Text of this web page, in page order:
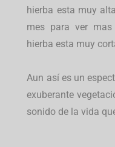
hierba esta muy
mes para ver
hierba esta muy
Aun así es un
exuberante
sonido de la vida